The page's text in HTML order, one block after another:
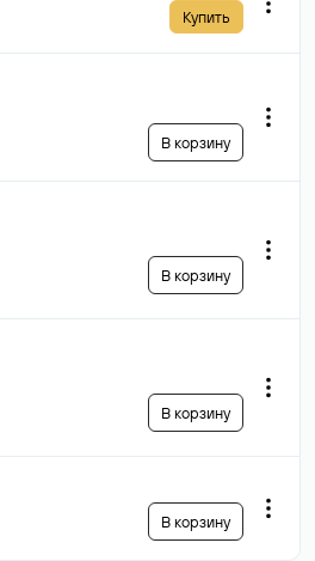
Купить
В корзину
В корзину
В корзину
В корзину